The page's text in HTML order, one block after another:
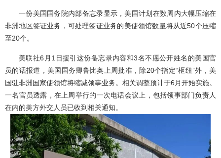
一份美国国务院内部备忘录显示，美国计划在数周内大幅压缩在
非洲地区签证业务，可处理签证业务的美使领馆数量将从近50个压缩
至20个。
美联社6月1日援引这份备忘录内容和3名不愿公开姓名的美国官
员的话报道，美国国务卿鲁比奥上周批准，除20个指定“枢纽”外，美
国驻非洲国家使领馆将缩减领事业务。相关调整预计于6月开始实施。
一名官员透露，在上周举行的一次电话会议上，包括领事部门负责人
在内的美方外交人员已收到相关通知。